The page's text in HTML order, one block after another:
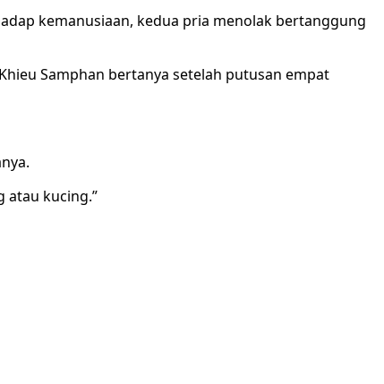
kemanusiaan, kedua pria menolak bertanggung
Samphan bertanya setelah putusan empat
atau kucing.”